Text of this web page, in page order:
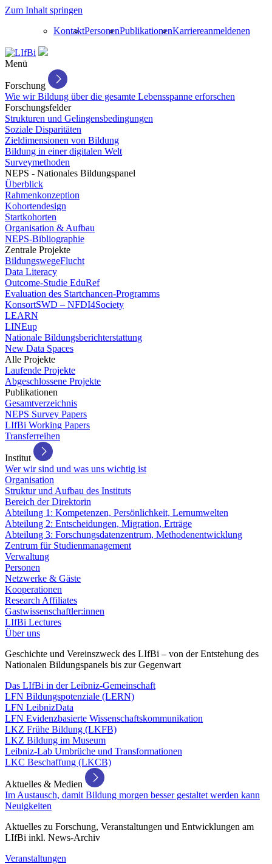
Zum Inhalt springen
KontaktPersonenPublikationenKarriereanmeldenen
Menü
Forschung
Wie wir Bildung über die gesamte Lebensspanne erforschen
Forschungsfelder
Strukturen und Gelingensbedingungen
Soziale Disparitäten
Zieldimensionen von Bildung
Bildung in einer digitalen Welt
Surveymethoden
NEPS - Nationales Bildungspanel
Überblick
Rahmenkonzeption
Kohortendesign
Startkohorten
Organisation & Aufbau
NEPS-Bibliographie
Zentrale Projekte
BildungswegeFlucht
Data Literacy
Outcome-Studie EduRef
Evaluation des Startchancen-Programms
KonsortSWD – NFDI4Society
LEARN
LINEup
Nationale Bildungsberichterstattung
New Data Spaces
Alle Projekte
Laufende Projekte
Abgeschlossene Projekte
Publikationen
Gesamtverzeichnis
NEPS Survey Papers
LIfBi Working Papers
Transferreihen
Institut
Wer wir sind und was uns wichtig ist
Organisation
Struktur und Aufbau des Instituts
Bereich der Direktorin
Abteilung 1: Kompetenzen, Persönlichkeit, Lernumwelten
Abteilung 2: Entscheidungen, Migration, Erträge
Abteilung 3: Forschungsdatenzentrum, Methodenentwicklung
Zentrum für Studienmanagement
Verwaltung
Personen
Netzwerke & Gäste
Kooperationen
Research Affiliates
Gastwissenschaftler:innen
LIfBi Lectures
Über uns
Geschichte und Vereinszweck des LIfBi – von der Entstehung des
Nationalen Bildungspanels bis zur Gegenwart
Das LIfBi in der Leibniz-Gemeinschaft
LFN Bildungspotenziale (LERN)
LFN LeibnizData
LFN Evidenzbasierte Wissenschaftskommunikation
LKZ Frühe Bildung (LKFB)
LKZ Bildung im Museum
Leibniz-Lab Umbrüche und Transformationen
LKC Beschaffung (LKCB)
Aktuelles & Medien
Im Austausch, damit Bildung morgen besser gestaltet werden kann
Neuigkeiten
Aktuelles zu Forschung, Veranstaltungen und Entwicklungen am
LIfBi inkl. News-Archiv
Veranstaltungen